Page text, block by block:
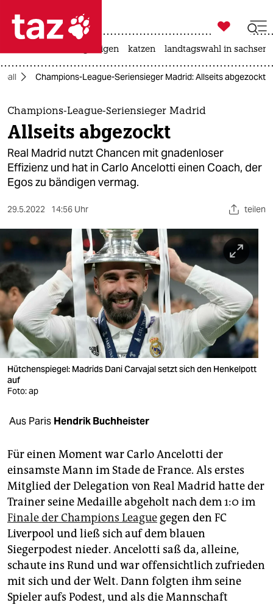
 taz zahl ich
taz zahl ich
themen
politik
öko
gesellschaft
sport
berlin
nord
wahrheit
verlag
verlag
shop
fragen & hilfe
unterstützen
abo
genossenschaft
epaper login

taz zahl ich
bergsteigen katzen landtagswahl in
Champions-League-Seriensieger Madrid: Allseits abgezockt
Champions-League-Seriensieger Madrid
Allseits abgezockt
Real Madrid nutzt Chancen mit gnadenloser
Effizienz und hat in Carlo Ancelotti einen Coach, der
Egos zu bändigen vermag.
29.5.2022 14:56 Uhr teilen
Hütchenspiegel: Madrids Dani Carvajal setzt sich den Henkelpott
auf
Foto: ap
Aus Paris Hendrik Buchheister
Für einen Moment war Carlo Ancelotti der
einsamste Mann im Stade de France. Als erstes
Mitglied der Delegation von Real Madrid hatte der
Trainer seine Medaille abgeholt nach dem 1:0 im
Finale der Champions League gegen den FC
Liverpool und ließ sich auf dem blauen
Siegerpodest nieder. Ancelotti saß da, alleine,
schaute ins Rund und war offensichtlich zufrieden
mit sich und der Welt. Dann folgten ihm seine
Spieler aufs Podest, und als die Mannschaft